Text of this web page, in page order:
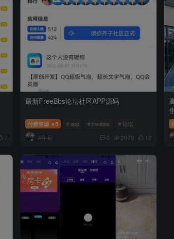
7
最新FreeBbs论坛社区APP源码
付费资源 ￥5 # app # freebbs # 论坛
4年前 0 2070 12